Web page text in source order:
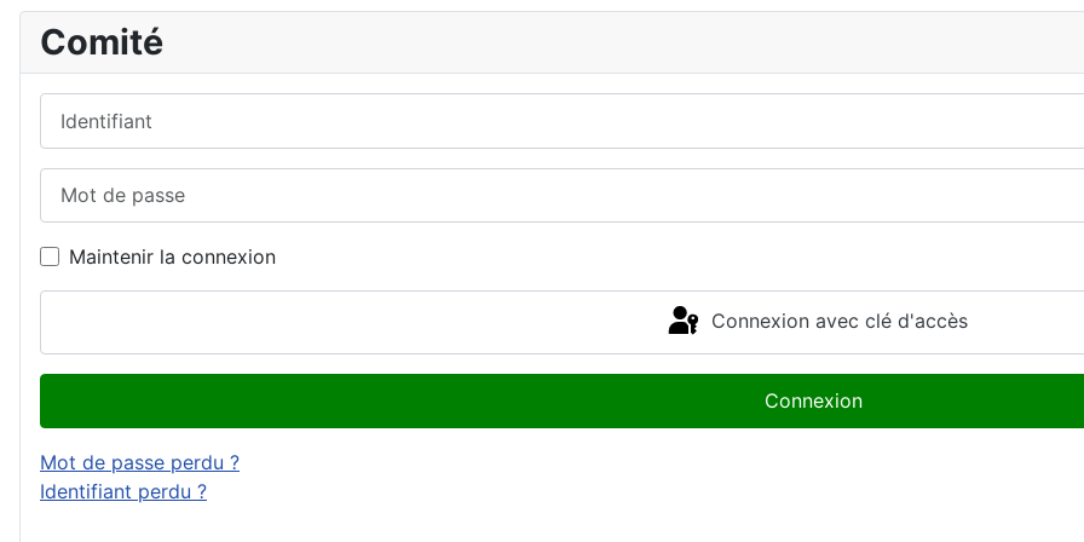
Comité
Maintenir la connexion
Connexion avec clé d'accès
Connexion
Mot de passe perdu ?
Identifiant perdu ?